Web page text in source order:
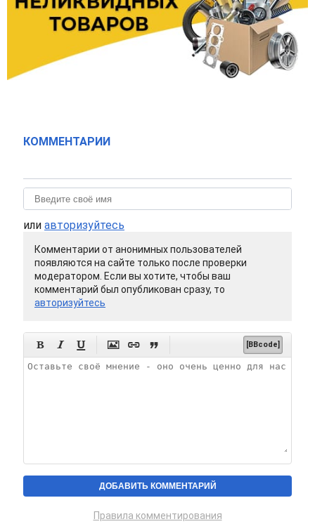
КОММЕНТАРИИ
или авторизуйтесь
Комментарии от анонимных пользователей
появляются на сайте только после проверки
модератором. Если вы хотите, чтобы ваш
комментарий был опубликован сразу, то
авторизуйтесь
      [BBcode]
Правила комментирования